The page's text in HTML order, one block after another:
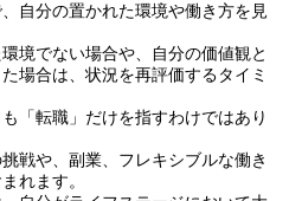
自分の置かれた環境や働き方を見
境でない場合や、自分の価値観と
場合は、状況を再評価するタイミ
「転職」だけを指すわけではあり
戦や、副業、フレキシブルな働き
れます。